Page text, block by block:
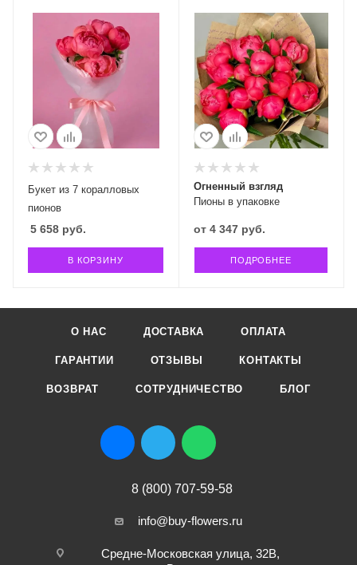
Букет из 7 коралловых
пионов
5 658 руб.
В КОРЗИНУ
Пионы в упаковке
Огненный взгляд
от 4 347 руб.
ПОДРОБНЕЕ
О НАС ДОСТАВКА ОПЛАТА
ГАРАНТИИ ОТЗЫВЫ КОНТАКТЫ
ВОЗВРАТ СОТРУДНИЧЕСТВО БЛОГ
8 (800) 707-59-58
info@buy-flowers.ru
Средне-Московская улица, 32В,